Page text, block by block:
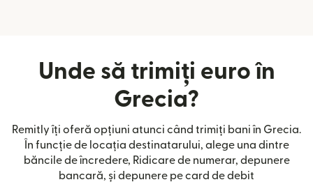
Unde să trimiți euro în
Grecia?
Remitly îți oferă opțiuni atunci când trimiți bani în Grecia.
În funcție de locația destinatarului, alege una dintre
băncile de încredere, Ridicare de numerar, depunere
bancară, și depunere pe card de debit